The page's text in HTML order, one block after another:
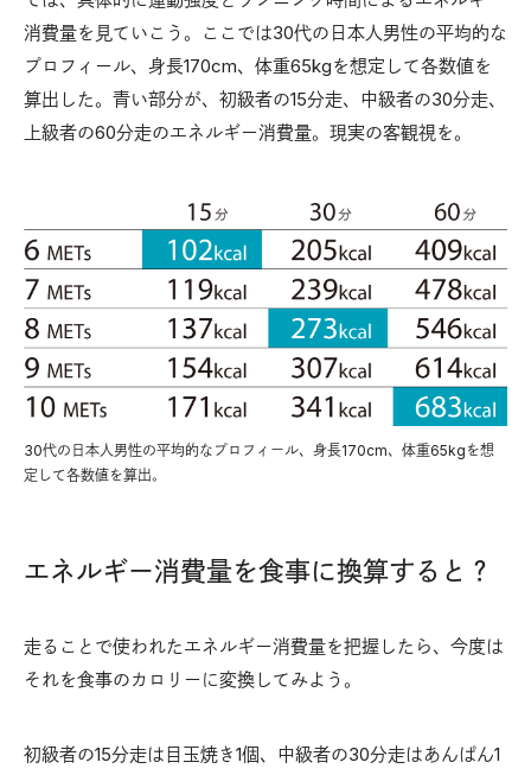
消費量を見ていこう。ここでは30代の日本人男性の平均的な
プロフィール、身長170cm、体重65kgを想定して各数値を
算出した。青い部分が、初級者の15分走、中級者の30分走、
上級者の60分走のエネルギー消費量。現実の客観視を。
30代の日本人男性の平均的なプロフィール、身長170cm、体重65kgを想
定して各数値を算出。
エネルギー消費量を食事に換算すると？
走ることで使われたエネルギー消費量を把握したら、今度は
それを食事のカロリーに変換してみよう。
初級者の15分走は目玉焼き1個、中級者の30分走はあんぱん1